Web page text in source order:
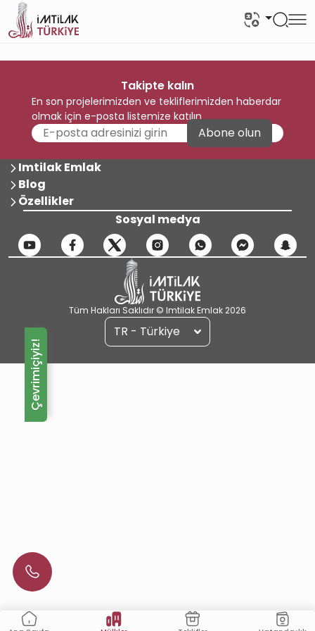
Takipte kalın
En son projelerimizden ve tekliflerimizden haberdar
olmak için e-posta listemize katılın
Abone olun
Imtilak Emlak
Blog
Özellikler
Sosyal medya
Tüm Hakları Saklıdır © Imtilak Emlak 2026
TR - Türkiye
Çevrimiçiyiz!